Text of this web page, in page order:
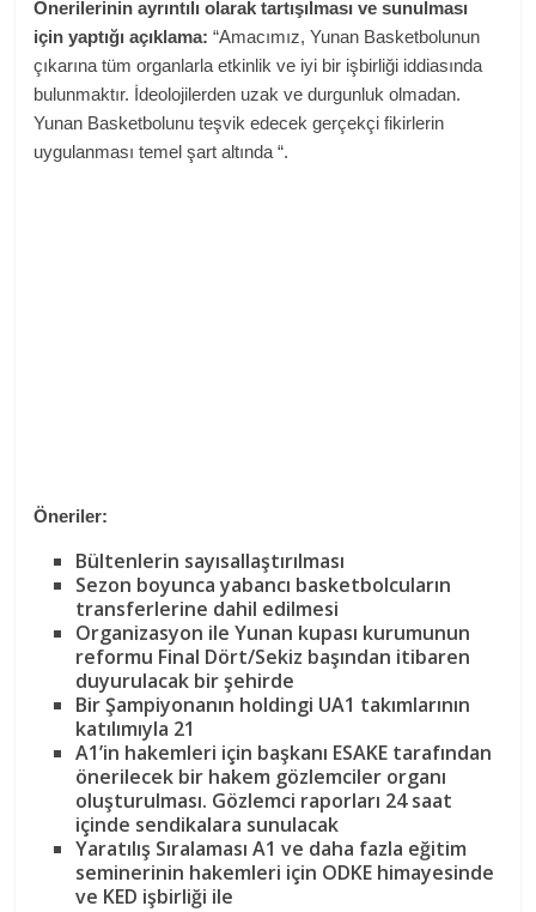
Önerilerinin ayrıntılı olarak tartışılması ve sunulması
için yaptığı açıklama: “Amacımız, Yunan Basketbolunun
çıkarına tüm organlarla etkinlik ve iyi bir işbirliği iddiasında
bulunmaktır. İdeolojilerden uzak ve durgunluk olmadan.
Yunan Basketbolunu teşvik edecek gerçekçi fikirlerin
uygulanması temel şart altında “.
Öneriler:
Bültenlerin sayısallaştırılması
Sezon boyunca yabancı basketbolcuların
transferlerine dahil edilmesi
Organizasyon ile Yunan kupası kurumunun
reformu Final Dört/Sekiz başından itibaren
duyurulacak bir şehirde
Bir Şampiyonanın holdingi UA1 takımlarının
katılımıyla 21
A1’in hakemleri için başkanı ESAKE tarafından
önerilecek bir hakem gözlemciler organı
oluşturulması. Gözlemci raporları 24 saat
içinde sendikalara sunulacak
Yaratılış Sıralaması A1 ve daha fazla eğitim
seminerinin hakemleri için ODKE himayesinde
ve KED işbirliği ile